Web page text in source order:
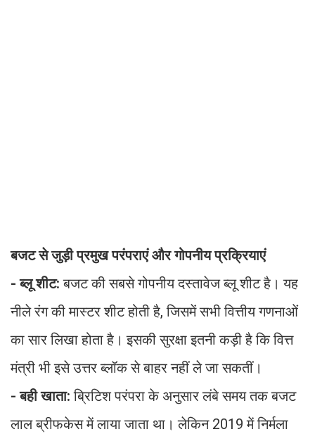
बजट से जुड़ी प्रमुख परंपराएं और गोपनीय प्रक्रियाएं
- ब्लू शीट: बजट की सबसे गोपनीय दस्तावेज ब्लू शीट है। यह
नीले रंग की मास्टर शीट होती है, जिसमें सभी वित्तीय गणनाओं
का सार लिखा होता है। इसकी सुरक्षा इतनी कड़ी है कि वित्त
मंत्री भी इसे उत्तर ब्लॉक से बाहर नहीं ले जा सकतीं।
- बही खाता:ब्रिटिश परंपरा के अनुसार लंबे समय तक बजट
लाल ब्रीफकेस में लाया जाता था। लेकिन 2019 में निर्मला